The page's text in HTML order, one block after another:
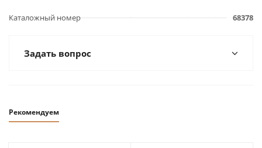
Каталожный номер 68378
Задать вопрос
Рекомендуем